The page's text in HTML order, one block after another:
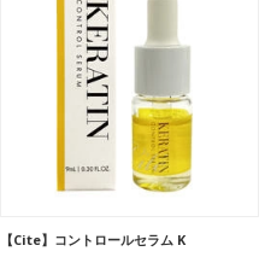
【Cite】コントロールセラム K